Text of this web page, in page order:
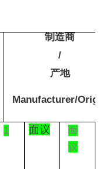
制造商
/
产地
Manufacturer/
1 面议
面
议